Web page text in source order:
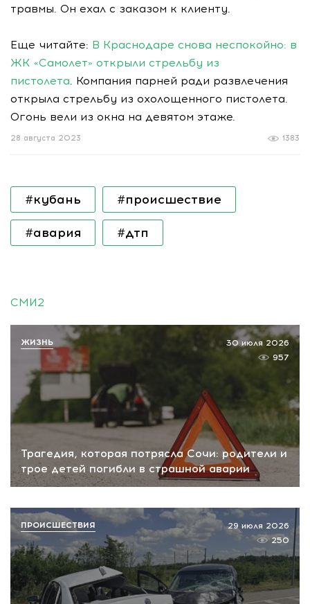
травмы. Он ехал с заказом к клиенту.
Еще читайте: В Краснодаре снова неспокойно: в
ЖК «Самолет» открыли стрельбу из
пистолета. Компания парней ради развлечения
открыла стрельбу из охолощенного пистолета.
Огонь вели из окна на девятом этаже.
1383
28 августа 2023
#кубань #происшествие
#авария #дтп
СМИ2
Трагедия, которая потрясла Сочи: родители и
трое детей погибли в страшной аварии
30 июля 2026
957
ЖИЗНЬ
29 июля 2026
250
ПРОИСШЕСТВИЯ